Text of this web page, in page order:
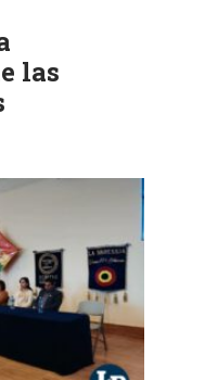
las